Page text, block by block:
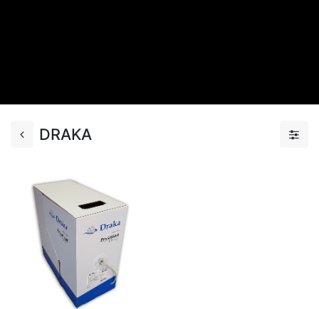
DRAKA